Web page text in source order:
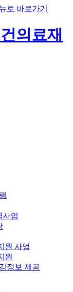
로 바로가기
사업
원 사업
원
정보 제공